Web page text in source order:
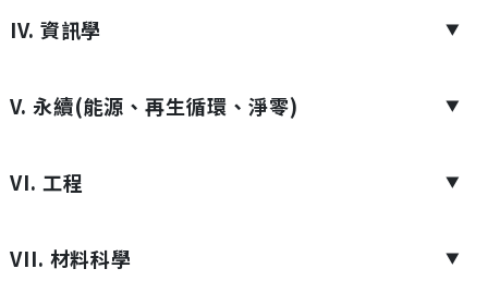
IV. 資訊學 ▼
V. 永續(能源、再生循環、淨零) ▼
VI. 工程 ▼
VII. 材料科學 ▼